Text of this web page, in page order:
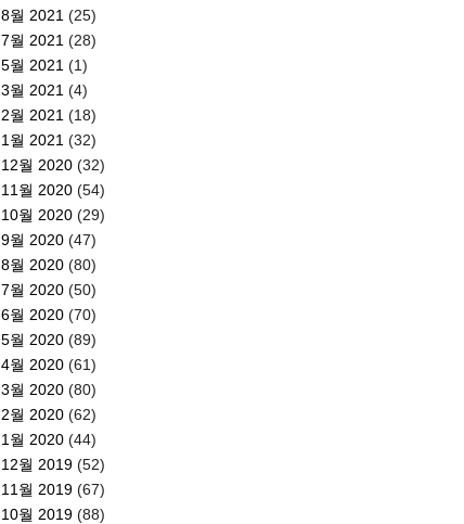
8월 2021 (25)
7월 2021 (28)
5월 2021 (1)
3월 2021 (4)
2월 2021 (18)
1월 2021 (32)
12월 2020 (32)
11월 2020 (54)
10월 2020 (29)
9월 2020 (47)
8월 2020 (80)
7월 2020 (50)
6월 2020 (70)
5월 2020 (89)
4월 2020 (61)
3월 2020 (80)
2월 2020 (62)
1월 2020 (44)
12월 2019 (52)
11월 2019 (67)
10월 2019 (88)